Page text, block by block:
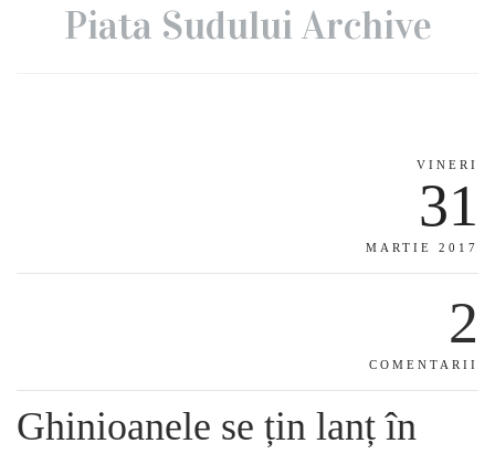
Piata Sudului Archive
VINERI
31
MARTIE 2017
2
COMENTARII
Ghinioanele se țin lanț în